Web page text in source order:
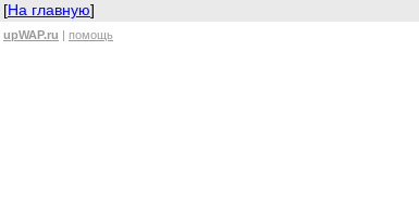
[На главную]
upWAP.ru | помощь